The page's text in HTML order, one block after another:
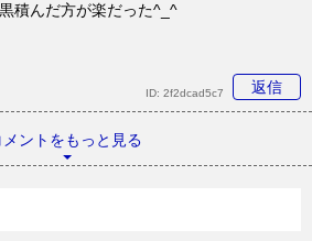
積んだ方が楽だった^_^
返信
ID: 2f2dcad5c7
メントをもっと見る